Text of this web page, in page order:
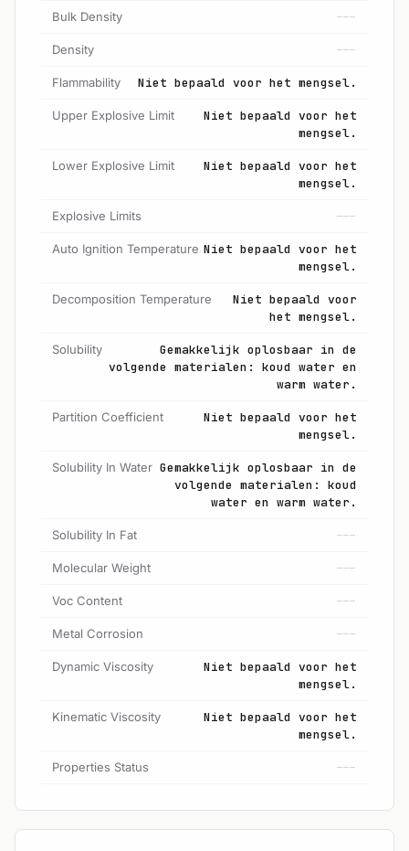
Bulk Density ---
Density ---
Flammability Niet bepaald voor het mengsel.
Upper Explosive Limit
Niet bepaald voor het
mengsel.
Lower Explosive Limit
Niet bepaald voor het
mengsel.
Explosive Limits ---
Auto Ignition Temperature Niet bepaald voor het
mengsel.
Decomposition Temperature
Niet bepaald voor
het mengsel.
Solubility
Gemakkelijk oplosbaar in de
volgende materialen: koud water en
warm water.
Partition Coefficient
Niet bepaald voor het
mengsel.
Solubility In Water Gemakkelijk oplosbaar in de
volgende materialen: koud
water en warm water.
Solubility In Fat ---
Molecular Weight ---
Voc Content ---
Metal Corrosion ---
Dynamic Viscosity
Niet bepaald voor het
mengsel.
Kinematic Viscosity
Niet bepaald voor het
mengsel.
Properties Status ---